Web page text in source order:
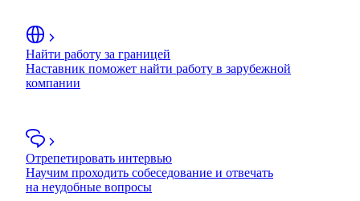
Найти работу за границей
Наставник поможет найти работу в зарубежной
компании
Отрепетировать интервью
Научим проходить собеседование и отвечать
на неудобные вопросы